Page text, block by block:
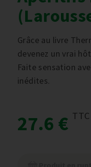
Grâce au livre
devenez un vrai
Faite sensation
inédites.
27.6 € TTC